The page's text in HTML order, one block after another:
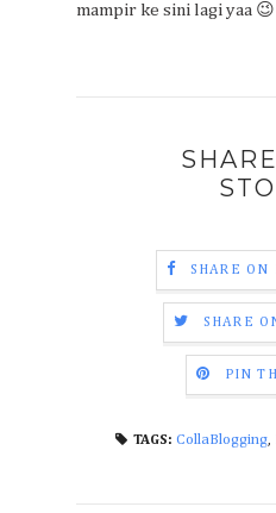
mampir ke sini lagi yaa 😉
SHARE ON
SHARE
PIN
TAGS: CollaBlogging,